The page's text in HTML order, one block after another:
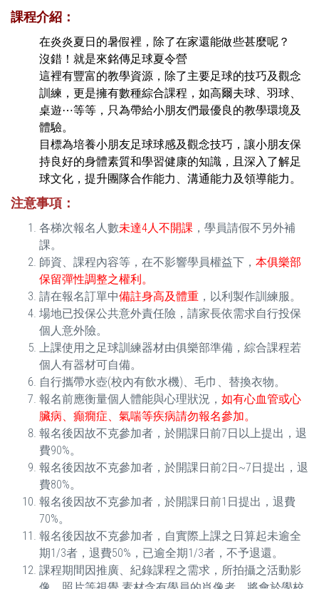
課程介紹：
在炎炎夏日的暑假裡，除了在家還能做些甚麼呢？
沒錯！就是來銘傳足球夏令營
這裡有豐富的教學資源，除了主要足球的技巧及觀念
訓練，更是擁有數種綜合課程，如高爾夫球、羽球、
桌遊⋯等等，只為帶給小朋友們最優良的教學環境及
體驗。
目標為培養小朋友足球球感及觀念技巧，讓小朋友保
持良好的身體素質和學習健康的知識，且深入了解足
球文化，提升團隊合作能力、溝通能力及領導能力。
注意事項：
各梯次報名人數未達4人不開課 ，學員請假不另外補
課。
師資、課程內容等，在不影響學員權益下， 本俱樂部
保留彈性調整之權利。
請在報名訂單中備註身高及體重 ，以利製作訓練服。
場地已投保公共意外責任險，請家長依需求自行投保
個人意外險。
上課使用之足球訓練器材由俱樂部準備，綜合課程若
個人有器材可自備。
自行攜帶水壺(校內有飲水機)、毛巾、替換衣物。
報名前應衡量個人體能與心理狀況， 如有心血管或心
臟病、癲癇症、氣喘等疾病請勿報名參加。
報名後因故不克參加者，於開課日前7日以上提出，退
費90%。
報名後因故不克參加者，於開課日前2日~7日提出，退
費80%。
報名後因故不克參加者，於開課日前1日提出，退費
70%。
報名後因故不克參加者，自實際上課之日算起未逾全
期1/3者，退費50%，已逾全期1/3者，不予退還。
課程期間因推廣、紀錄課程之需求，所拍攝之活動影